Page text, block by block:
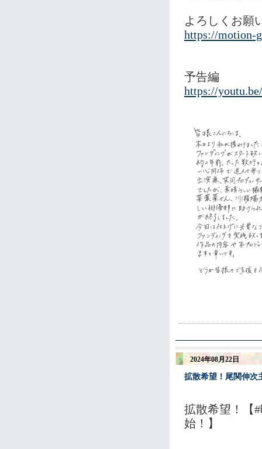
よろしくお願
https://motion-
予告編
https://
2024年08月22日
拡散希望！尾関伸
拡散希望！【
始！】